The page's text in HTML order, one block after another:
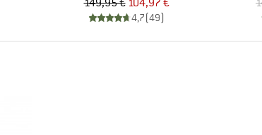
149,95 € 104,97 €
4,7(49)